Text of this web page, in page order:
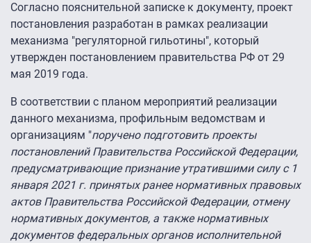
Согласно пояснительной записке к документу, проект
постановления разработан в рамках реализации
механизма "регуляторной гильотины", который
утвержден постановлением правительства РФ от 29
мая 2019 года.
В соответствии с планом мероприятий реализации
данного механизма, профильным ведомствам и
организациям "поручено подготовить проекты
постановлений Правительства Российской Федерации,
предусматривающие признание утратившими силу с 1
января 2021 г. принятых ранее нормативных правовых
актов Правительства Российской Федерации, отмену
нормативных документов, а также нормативных
документов федеральных органов исполнительной